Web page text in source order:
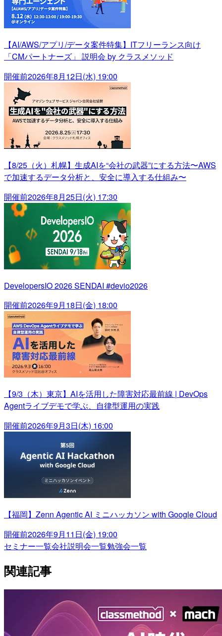
【AI/AWS/アプリ/データ案件特集】ITフリーランス向け
「CMパートナーズ」 説明会 by クラスメソッド
開催前2026年8月12日(水) 19:00
【8/25（火）札幌】生成AIを“会社の武器”にする方法〜AWS
で加速するデータ分析と、安全に導入する仕組み〜
開催前2026年8月25日(火) 17:30
DevelopersIO 2026 SENDAI #devio2026
開催前2026年9月18日(金) 18:00
【9/3（木）東京】AIを活用した障害対応最前線 | DevOps
Agentライブデモで学ぶ、自律型運用の実践
開催前2026年9月3日(木) 16:00
【福岡】Zenn Agentic AI ミニハッカソン with Google Cloud
開催前2026年9月11日(金) 19:00
セミナー一覧会社説明会一覧勉強会一覧
関連記事